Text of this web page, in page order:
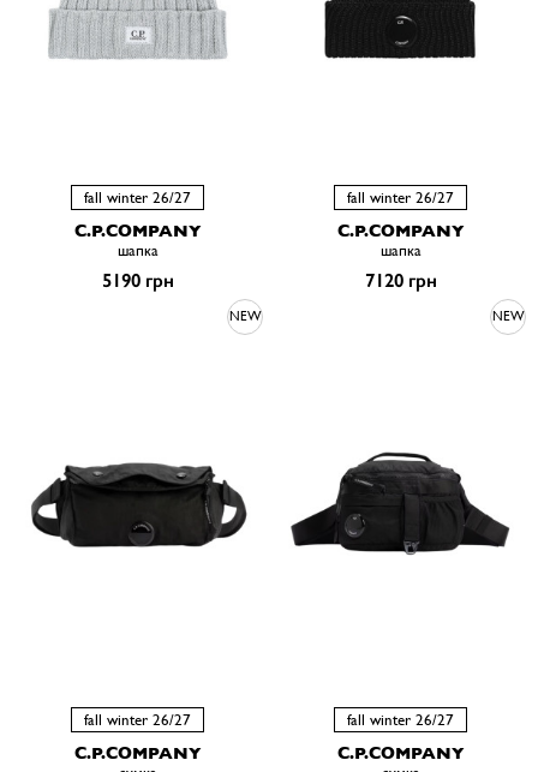
fall winter 26/27
C.P.COMPANY
шапка
5190 грн
fall winter 26/27
C.P.COMPANY
шапка
7120 грн
NEW
fall winter 26/27
C.P.COMPANY
NEW
fall winter 26/27
C.P.COMPANY